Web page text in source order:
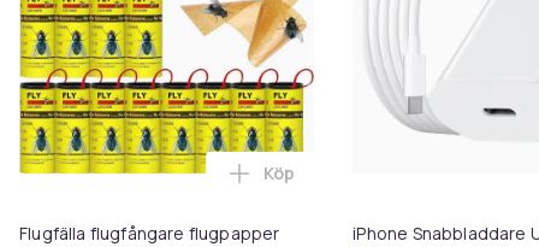
Flugfälla flugfångare flugpapper
Lägg till Flugfälla flugfångare
Köp
iPhone Snabbladdare